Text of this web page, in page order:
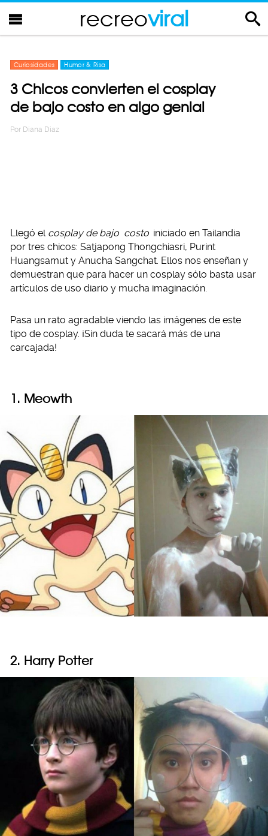
recreoviral
Curiosidades Humor & Risa
3 Chicos convierten el cosplay
de bajo costo en algo genial
Por Diana Diaz
Llegó el cosplay de bajo costo iniciado en Tailandia
por tres chicos: Satjapong Thongchiasri, Purint
Huangsamut y Anucha Sangchat. Ellos nos enseñan y
demuestran que para hacer un cosplay sólo basta usar
artículos de uso diario y mucha imaginación.
Pasa un rato agradable viendo las imágenes de este
tipo de cosplay. ¡Sin duda te sacará más de una
carcajada!
1. Meowth
2. Harry Potter